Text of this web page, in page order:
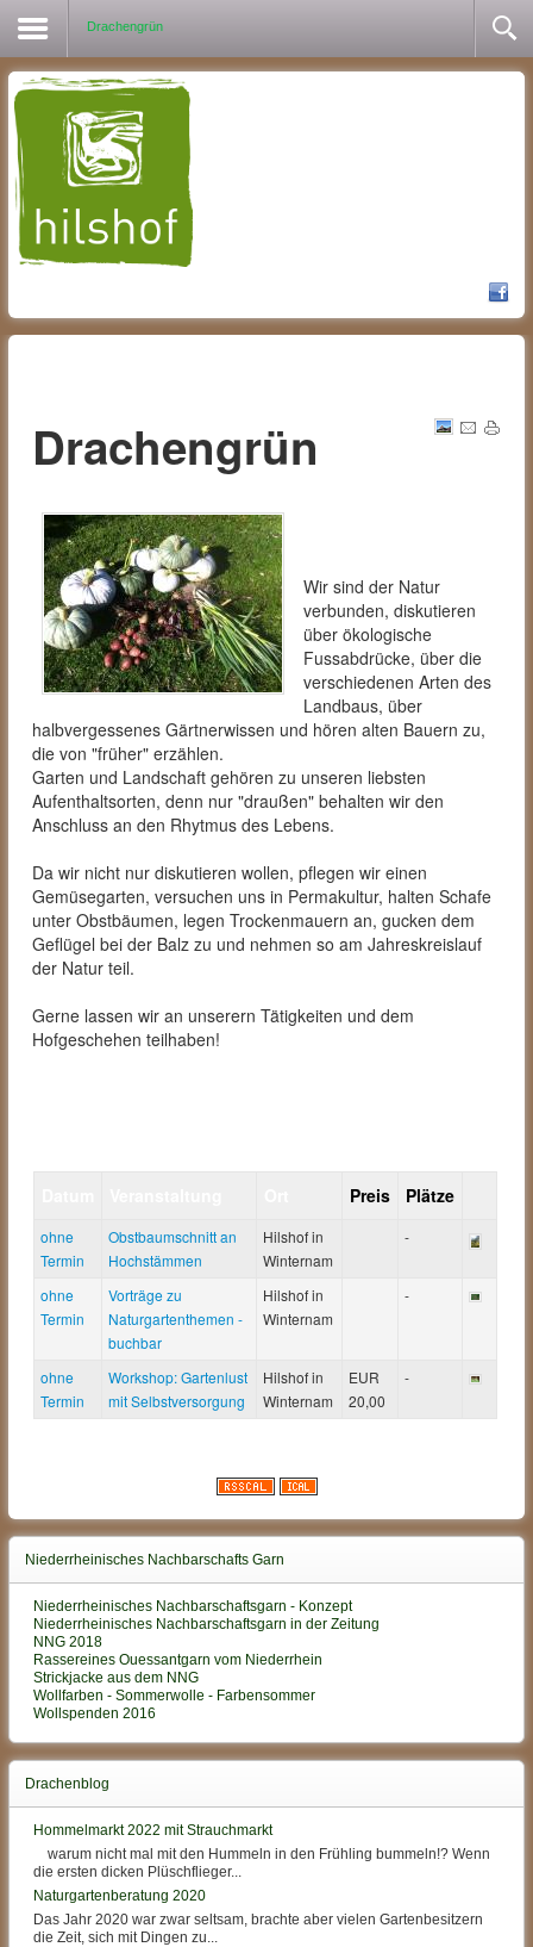
Drachengrün
Drachengrün
Wir sind der Natur
verbunden, diskutieren
über ökologische
Fussabdrücke, über die
verschiedenen Arten des
Landbaus, über
halbvergessenes Gärtnerwissen und hören alten Bauern zu,
die von "früher" erzählen.
Garten und Landschaft gehören zu unseren liebsten
Aufenthaltsorten, denn nur "draußen" behalten wir den
Anschluss an den Rhytmus des Lebens.
Da wir nicht nur diskutieren wollen, pflegen wir einen
Gemüsegarten, versuchen uns in Permakultur, halten Schafe
unter Obstbäumen, legen Trockenmauern an, gucken dem
Geflügel bei der Balz zu und nehmen so am Jahreskreislauf
der Natur teil.
Gerne lassen wir an unserern Tätigkeiten und dem
Hofgeschehen teilhaben!
Preis Plätze
ohne
Termin
Obstbaumschnitt an
Hochstämmen
Hilshof in
Winternam
-
ohne
Termin
Vorträge zu
Naturgartenthemen -
buchbar
Hilshof in
Winternam
-
ohne
Termin
Workshop: Gartenlust
mit Selbstversorgung
Hilshof in
Winternam
EUR
20,00
-
Niederrheinisches Nachbarschafts Garn
Niederrheinisches Nachbarschaftsgarn - Konzept
Niederrheinisches Nachbarschaftsgarn in der Zeitung
NNG 2018
Rassereines Ouessantgarn vom Niederrhein
Strickjacke aus dem NNG
Wollfarben - Sommerwolle - Farbensommer
Wollspenden 2016
Drachenblog
Hommelmarkt 2022 mit Strauchmarkt
warum nicht mal mit den Hummeln in den Frühling bummeln!? Wenn
die ersten dicken Plüschflieger...
Naturgartenberatung 2020
Das Jahr 2020 war zwar seltsam, brachte aber vielen Gartenbesitzern
die Zeit, sich mit Dingen zu...